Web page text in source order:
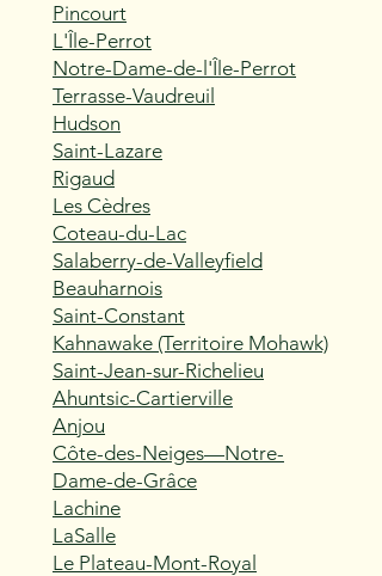
Pincourt
L'Île-Perrot
Notre-Dame-de-l'Île-Perrot
Terrasse-Vaudreuil
Hudson
Saint-Lazare
Rigaud
Les Cèdres
Coteau-du-Lac
Salaberry-de-Valleyfield
Beauharnois
Saint-Constant
Kahnawake (Territoire Mohawk)
Saint-Jean-sur-Richelieu
Ahuntsic-Cartierville
Anjou
Côte-des-Neiges—Notre-
Dame-de-Grâce
Lachine
LaSalle
Le Plateau-Mont-Royal